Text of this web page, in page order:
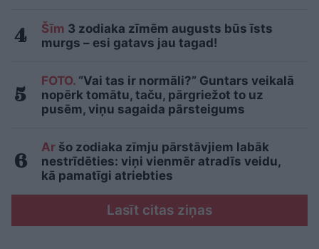
Šīm 3 zodiaka zīmēm augusts būs īsts
murgs – esi gatavs jau tagad!
FOTO. “Vai tas ir normāli?” Guntars veikalā
nopērk tomātu, taču, pārgriežot to uz
pusēm, viņu sagaida pārsteigums
Ar šo zodiaka zīmju pārstāvjiem labāk
nestrīdēties: viņi vienmēr atradīs veidu,
kā pamatīgi atriebties
Lasīt citas ziņas